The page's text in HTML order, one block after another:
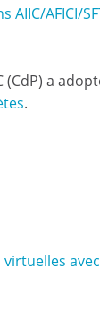
AFICI/
(CdP) a
.